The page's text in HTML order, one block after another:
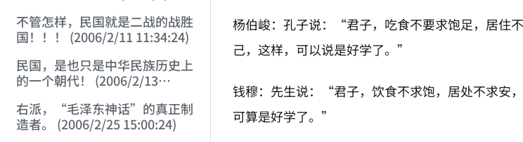
不管怎样，民国就是二战的战胜
国！！！ (2006/2/11 11:34:24)
民国，是也只是中华民族历史上
的一个朝代！ (2006/2/13
右派，“毛泽东神话”的真正制
造者。 (2006/2/25 15:00:24)
杨伯峻：孔子说：“君子，吃食不要求饱足，居住
己，这样，可以说是好学了。”
钱穆：先生说：“君子，饮食不求饱，居处不求安
可算是好学了。”